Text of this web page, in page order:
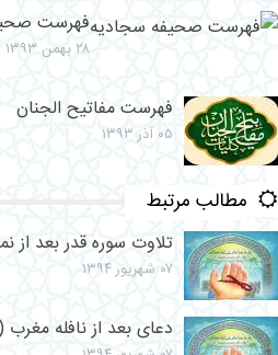
فهرست
۲۸ بهمن ۱۳۹۳
فهرست مفاتیح الجنان
۰۵ آذر ۱۳۹۳
مطالب مرتبط
تلاوت سوره قدر بعد از
۰۷ شهریور ۱۳۹۴
دعای بعد از نافله مغرب